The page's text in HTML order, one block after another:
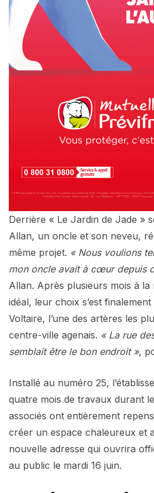
Derrière « Le Jardin de Jade »
Allan, un oncle et son neveu,
même projet. « Nous voulions
mon oncle avait à cœur depuis
Allan. Après plusieurs mois à
idéal, leur choix s’est
Voltaire, l’une des artères les
centre-ville agenais. « La rue
semblait être le bon endroit »,
Installé au numéro 25,
quatre mois de travaux durant
associés ont entièrement
créer un espace chaleureux et
nouvelle adresse qui ouvrira
au public le mardi 16 juin.